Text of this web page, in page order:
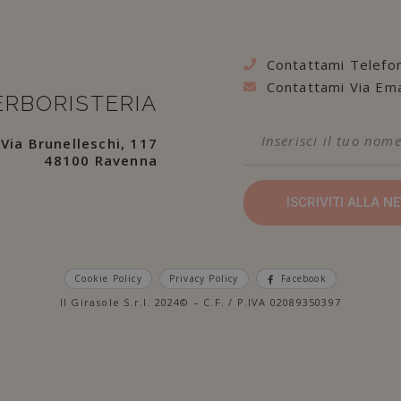
Via Brunelleschi, 117
48100 Ravenna
Contattami
Contattami Via
ISCRIVITI ALLA
Cookie Policy Privacy Policy Facebook
Il Girasole S.r.l. 2024© – C.F. / P.IVA 02089350397